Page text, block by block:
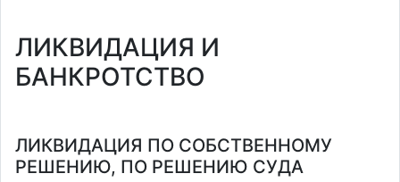
ЛИКВИДАЦИЯ И
БАНКРОТСТВО
ЛИКВИДАЦИЯ ПО СОБСТВЕННОМУ
РЕШЕНИЮ, ПО РЕШЕНИЮ СУДА